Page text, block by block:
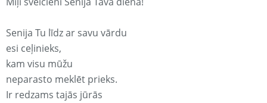
Senija Tu līdz ar savu vārdu
esi ceļinieks,
kam visu mūžu
neparasto meklēt prieks.
Ir redzams tajās jūrās